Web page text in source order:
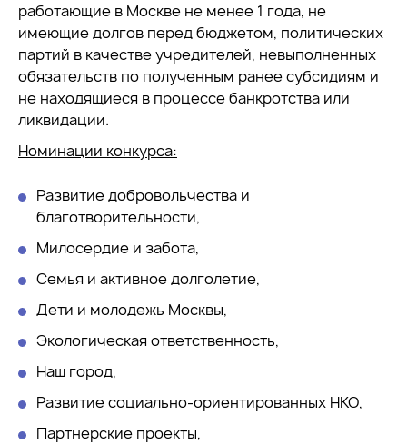
работающие в Москве не менее 1 года, не
имеющие долгов перед бюджетом, политических
партий в качестве учредителей, невыполненных
обязательств по полученным ранее субсидиям и
не находящиеся в процессе банкротства или
ликвидации.
Номинации конкурса:
Развитие добровольчества и
благотворительности,
Милосердие и забота,
Семья и активное долголетие,
Дети и молодежь Москвы,
Экологическая ответственность,
Наш город,
Развитие социально-ориентированных НКО,
Партнерские проекты,